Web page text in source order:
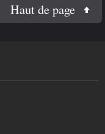
Haut de page